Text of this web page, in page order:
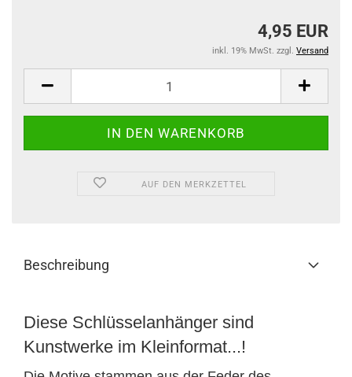
4,95 EUR
inkl. 19% MwSt. zzgl. Versand
AUF DEN MERKZETTEL
Beschreibung
Diese Schlüsselanhänger sind
Kunstwerke im Kleinformat...!